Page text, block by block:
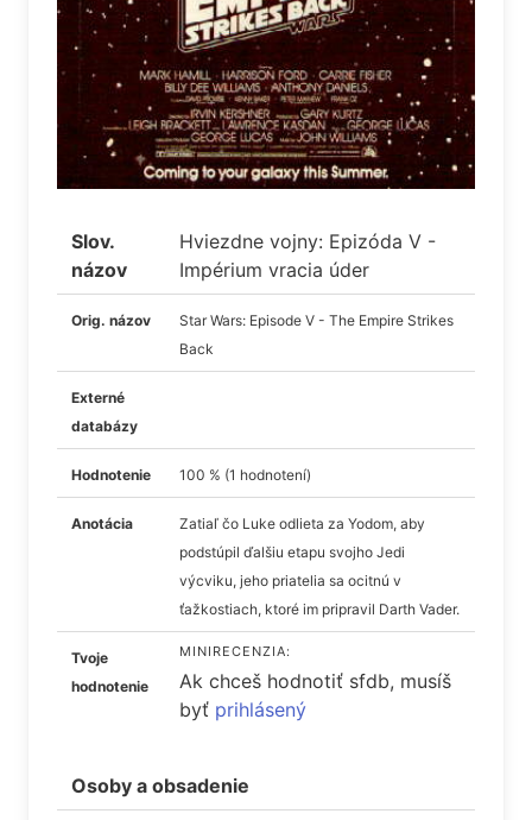
Slov.
názov
Hviezdne vojny: Epizóda V -
Impérium vracia úder
Orig. názov
Star Wars: Episode V - The Empire Strikes
Back
Externé
databázy
Hodnotenie 100 % (1 hodnotení)
Anotácia
Zatiaľ čo Luke odlieta za Yodom, aby
podstúpil ďalšiu etapu svojho Jedi
výcviku, jeho priatelia sa ocitnú v
ťažkostiach, ktoré im pripravil Darth Vader.
Tvoje
hodnotenie
MINIRECENZIA:
Ak chceš hodnotiť sfdb, musíš
byť prihlásený
Osoby a obsadenie